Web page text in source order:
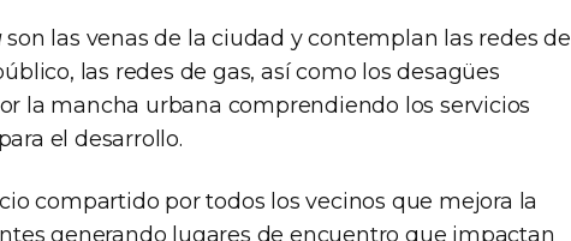
son las venas de la ciudad y contemplan las redes de
las redes de gas, así como los desagües
la mancha urbana comprendiendo los servicios
el desarrollo.
compartido por todos los vecinos que mejora la
generando lugares de encuentro que impactan